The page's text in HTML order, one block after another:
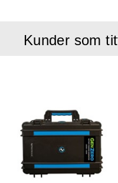
Vikt inkl. olja (plus
Max effekt:11.1
Effekt:
8.2 kW max.
Bränsle:Bensin
Kunder som